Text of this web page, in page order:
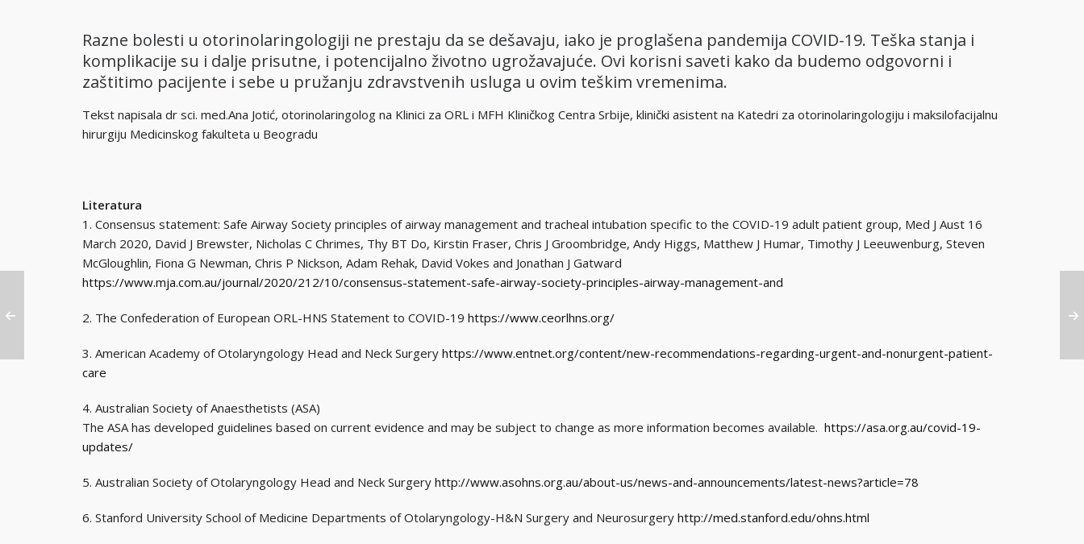
Razne bolesti u otorinolaringologiji ne prestaju da se dešavaju, iako je proglašena pandemija COVID-19. Teška stanja i
komplikacije su i dalje prisutne, i potencijalno životno ugrožavajuće. Ovi korisni saveti kako da budemo odgovorni i
zaštitimo pacijente i sebe u pružanju zdravstvenih usluga u ovim teškim vremenima.
Tekst napisala dr sci. med.Ana Jotić, otorinolaringolog na Klinici za ORL i MFH Kliničkog Centra Srbije, klinički asistent na Katedri za otorinolaringologiju i maksilofacijalnu
hirurgiju Medicinskog fakulteta u Beogradu
Literatura
1. Consensus statement: Safe Airway Society principles of airway management and tracheal intubation specific to the COVID-19 adult patient group, Med J Aust 16
March 2020, David J Brewster, Nicholas C Chrimes, Thy BT Do, Kirstin Fraser, Chris J Groombridge, Andy Higgs, Matthew J Humar, Timothy J Leeuwenburg, Steven
McGloughlin, Fiona G Newman, Chris P Nickson, Adam Rehak, David Vokes and Jonathan J Gatward
https://www.mja.com.au/journal/2020/212/10/consensus-statement-safe-airway-society-principles-airway-management-and
2. The Confederation of European ORL-HNS Statement to COVID-19 https://www.ceorlhns.org/
3. American Academy of Otolaryngology Head and Neck Surgery https://www.entnet.org/content/new-recommendations-regarding-urgent-and-nonurgent-patient-
care
4. Australian Society of Anaesthetists (ASA)
The ASA has developed guidelines based on current evidence and may be subject to change as more information becomes available. https://asa.org.au/covid-19-
updates/
5. Australian Society of Otolaryngology Head and Neck Surgery http://www.asohns.org.au/about-us/news-and-announcements/latest-news?article=78
6. Stanford University School of Medicine Departments of Otolaryngology-H&N Surgery and Neurosurgery http://med.stanford.edu/ohns.html